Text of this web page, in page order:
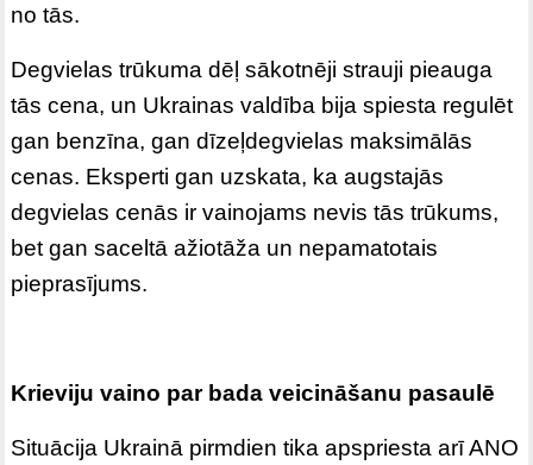
no tās.
Degvielas trūkuma dēļ sākotnēji strauji pieauga
tās cena, un Ukrainas valdība bija spiesta regulēt
gan benzīna, gan dīzeļdegvielas maksimālās
cenas. Eksperti gan uzskata, ka augstajās
degvielas cenās ir vainojams nevis tās trūkums,
bet gan saceltā ažiotāža un nepamatotais
pieprasījums.
Krieviju vaino par bada veicināšanu pasaulē
Situācija Ukrainā pirmdien tika apspriesta arī ANO